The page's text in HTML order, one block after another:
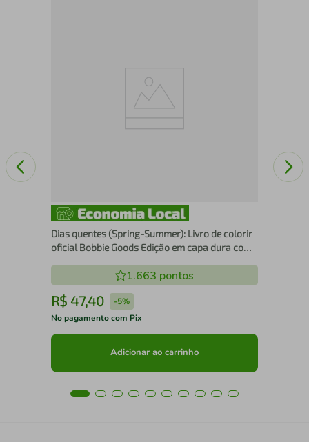
Dias quentes (Spring-Summer): Livro de colorir
oficial Bobbie Goods Edição em capa dura com
1.663 pontos
R$ 47,40 -5%
No pagamento com Pix
Adicionar ao carrinho